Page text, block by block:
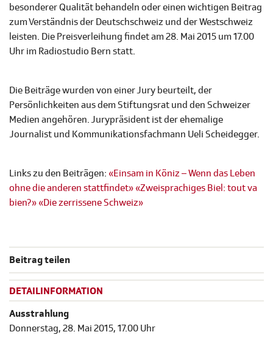
besonderer Qualität behandeln oder einen wichtigen Beitrag
zum Verständnis der Deutschschweiz und der Westschweiz
leisten. Die Preisverleihung findet am 28. Mai 2015 um 17.00
Uhr im Radiostudio Bern statt.
Die Beiträge wurden von einer Jury beurteilt, der
Persönlichkeiten aus dem Stiftungsrat und den Schweizer
Medien angehören. Jurypräsident ist der ehemalige
Journalist und Kommunikationsfachmann Ueli Scheidegger.
Links zu den Beiträgen: «Einsam in Köniz – Wenn das Leben
ohne die anderen stattfindet» «Zweisprachiges Biel: tout va
bien?» «Die zerrissene Schweiz»
Beitrag teilen
DETAILINFORMATION
Ausstrahlung
Donnerstag, 28. Mai 2015, 17.00 Uhr